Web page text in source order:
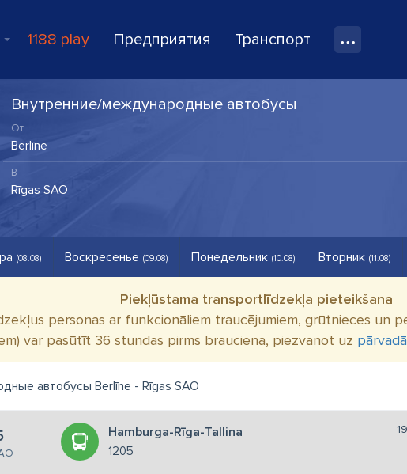
1188 play Предприятия Транспорт
Внутренние/международные автобусы
(08.08) Воскресенье (09.08) Понедельник (10.08) Вторник (11.08)
Piekļūstama transportlīdzekļa pieteikšana
personas ar funkcionāliem traucējumiem, grūtnieces un
var pasūtīt 36 stundas pirms brauciena, piezvanot uz
автобусы Berlīne - Rīgas SAO
Hamburga-Rīga-Tallina
1205